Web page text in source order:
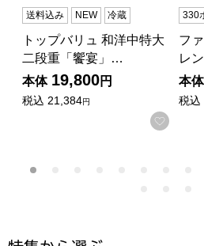
送料込み NEW 冷蔵
トップバリュ 和洋中特大
二段重「饗宴」…
本体 19,800円
税込 21,384円
お気
330
フ
レ
本体
税込